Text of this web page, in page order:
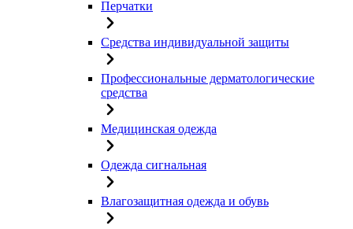
Перчатки
Средства индивидуальной защиты
Профессиональные дерматологические
средства
Медицинская одежда
Одежда сигнальная
Влагозащитная одежда и обувь